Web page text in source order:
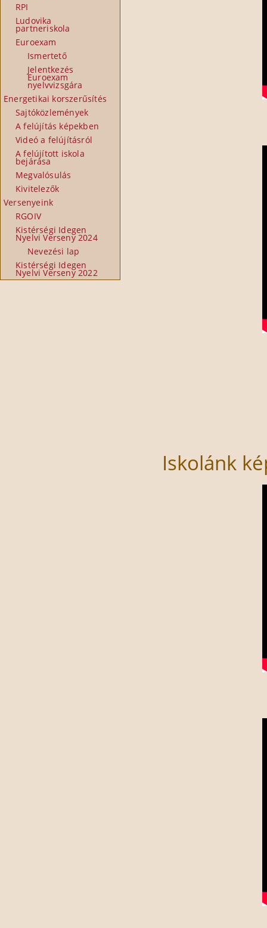
RPI
Ludovika
partneriskola
Euroexam
Ismertető
Jelentkezés
Euroexam
nyelvvizsgára
Energetikai korszerűsítés
Sajtóközlemények
A felújítás képekben
Videó a felújításról
A felújított iskola
bejárása
Megvalósulás
Kivitelezők
Versenyeink
RGOIV
Kistérségi Idegen
Nyelvi Verseny 2024
Nevezési lap
Kistérségi Idegen
Nyelvi Verseny 2022
Iskolánk